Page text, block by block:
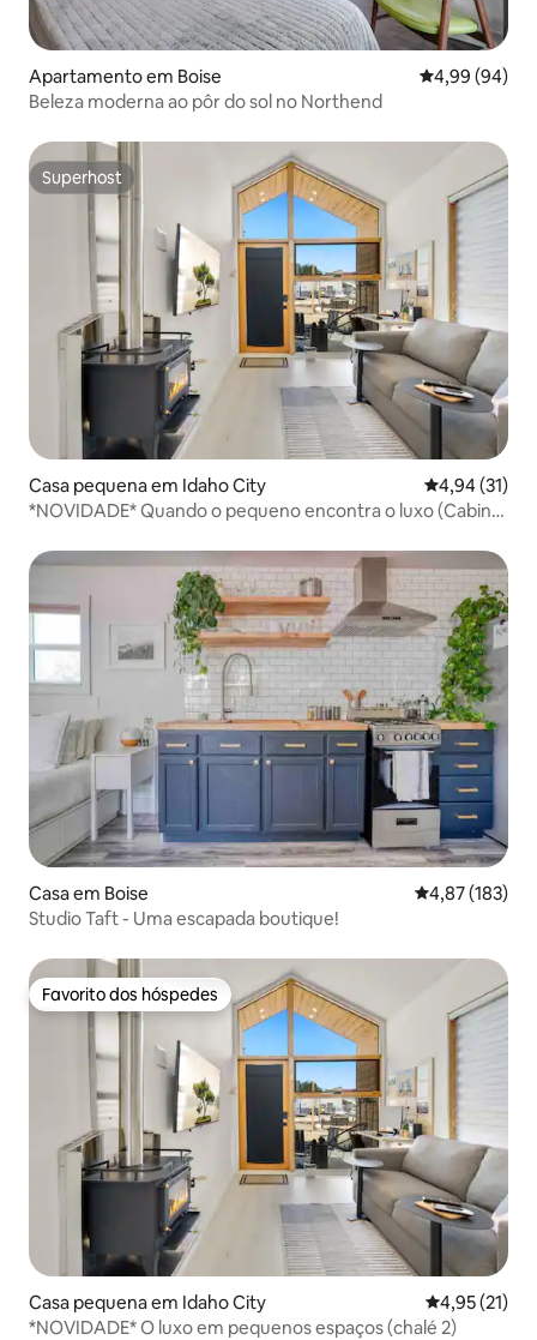
Apartamento em Boise Classificação
4,99 (94)
Beleza moderna ao pôr do sol no Northend
Superhost
Superhost
Casa pequena em Idaho City Classificação
4,94 (31)
*NOVIDADE* Quando o pequeno encontra o luxo (Cabine
Casa em Boise Classificação
4,87 (183)
Studio Taft - Uma escapada boutique!
Favorito dos hóspedes
Favorito dos hóspedes
Casa pequena em Idaho City Classificação
4,95 (21)
*NOVIDADE* O luxo em pequenos espaços (chalé 2)